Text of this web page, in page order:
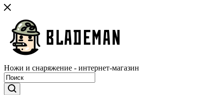
Ножи и снаряжение - интернет-магазин